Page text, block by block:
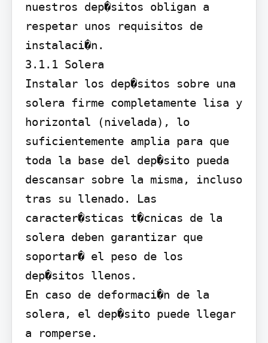
nuestros dep�sitos obligan a
respetar unos requisitos de
instalaci�n.
3.1.1 Solera
Instalar los dep�sitos sobre una
solera firme completamente lisa y
horizontal (nivelada), lo
suficientemente amplia para que
toda la base del dep�sito pueda
descansar sobre la misma, incluso
tras su llenado. Las
caracter�sticas t�cnicas de la
solera deben garantizar que
soportar� el peso de los
dep�sitos llenos.
En caso de deformaci�n de la
solera, el dep�sito puede llegar
a romperse.